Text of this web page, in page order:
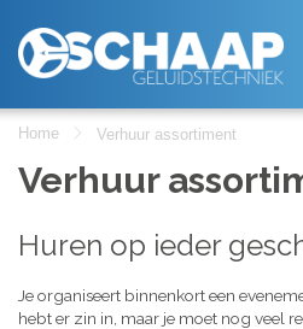
Home Verhuur assortiment
Verhuur
Huren op ieder
Je organiseert binnenkort een
hebt er zin in, maar je moet nog veel